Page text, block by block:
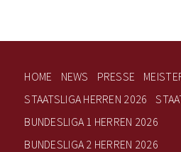
HOME NEWS PRESSE
STAATSLIGA HERREN 2026
BUNDESLIGA 1 HERREN 2026
BUNDESLIGA 2 HERREN 2026